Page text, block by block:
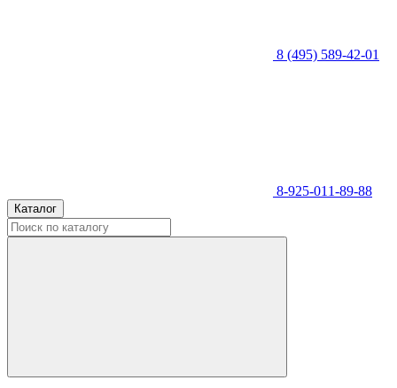
8 (495) 589-42-01
8-925-011-89-88
Каталог